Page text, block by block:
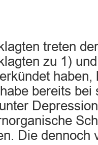
treten
zu 1)
bereits
Die dennoch